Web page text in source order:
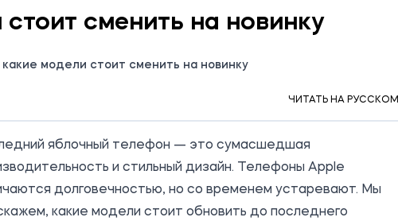
сменить на новинку
какие модели стоит сменить на новинку
09:36 23.09.2022
ЧИТАТЬ НА РУССКОМ
яблочный телефон — это сумасшедшая
и стильный дизайн. Телефоны Apple
долговечностью, но со временем устаревают. Мы
какие модели стоит обновить до последнего